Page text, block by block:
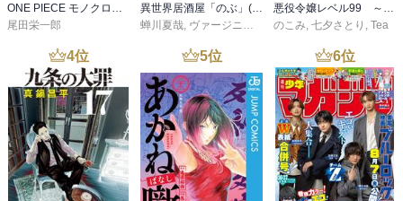
ONE PIECE モノクロ版 115
尾田栄一郎
異世界居酒屋「のぶ」(22)
蝉川夏哉, ヴァージニア二等兵 ,転
悪役令嬢レベル99 ～私は裏ボスですが魔王ではありません～ その６
のこみ, 七夕さとり , Tea
4位 5位 6位